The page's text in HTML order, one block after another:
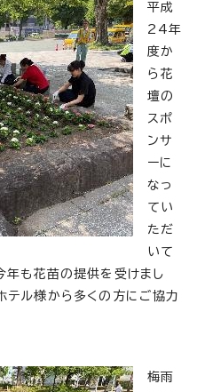
平成
24年
度か
ら花
壇の
スポ
ンサ
ーに
なっ
てい
ただ
いて
年も花苗の提供を受けまし
テル様から多くの方にご協力
梅雨